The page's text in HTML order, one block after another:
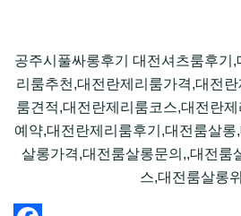
공주시풀싸롱후기 대전셔츠룸후기,
리룸추천,대전란제리룸가격,대전
룸견적,대전란제리룸코스,대전란
예약,대전란제리룸후기,대전룸살
살롱가격,대전룸살롱문의,,대전룸
스,대전룸살롱